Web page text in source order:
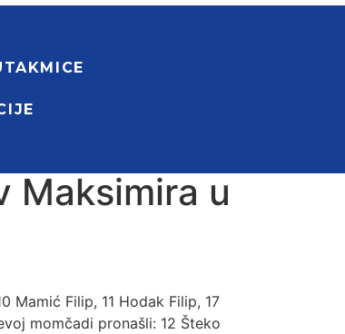
Maksimira u
Mamić Filip, 11 Hodak Filip, 17
momčadi pronašli: 12 Šteko